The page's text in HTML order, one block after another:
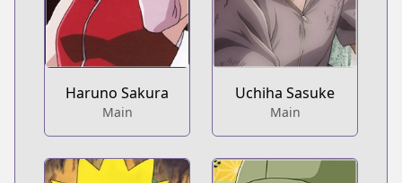
Haruno Sakura
Main
Uchiha Sasuke
Main